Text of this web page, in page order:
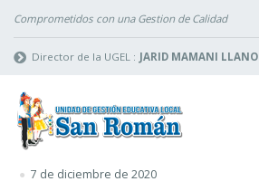
Comprometidos con una Gestion de Calidad
Director de la UGEL : JARID MAMANI LLANO
7 de diciembre de 2020